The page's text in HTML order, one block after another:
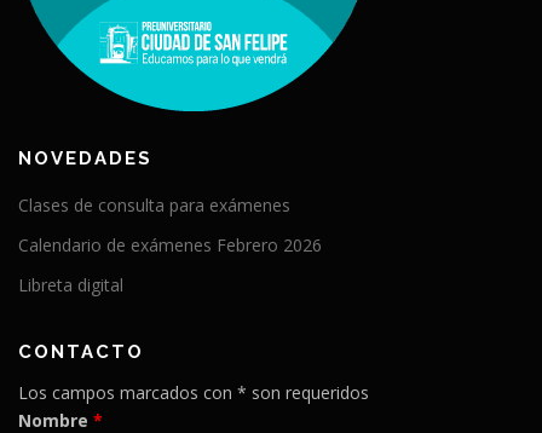
NOVEDADES
Clases de consulta para exámenes
Calendario de exámenes Febrero 2026
Libreta digital
CONTACTO
Los campos marcados con * son requeridos
Nombre *